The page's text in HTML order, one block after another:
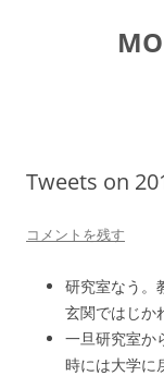
Tweets on
コメントを残す
研究室なう。
玄関ではじか
一旦研究室か
時には大学に